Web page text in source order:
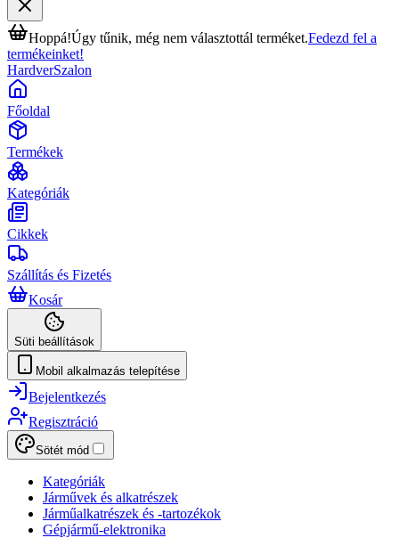
Hoppá!Úgy tűnik, még nem választottál terméket.Fedezd fel a
termékeinket!
HardverSzalon
Főoldal
Termékek
Kategóriák
Cikkek
Szállítás és Fizetés
Kosár
Süti beállítások
Mobil alkalmazás telepítése
Bejelentkezés
Regisztráció
Sötét mód
Kategóriák
Járművek és alkatrészek
Járműalkatrészek és -tartozékok
Gépjármű-elektronika